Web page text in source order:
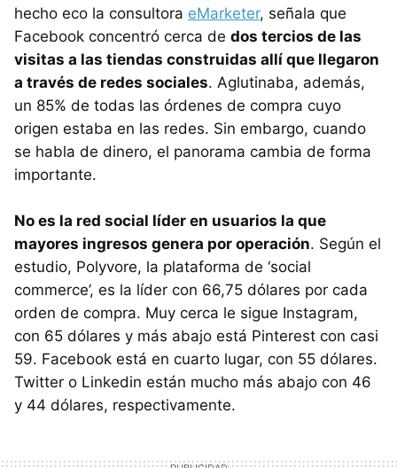
hecho eco la consultora eMarketer, señala que
Facebook concentró cerca de dos tercios de las
visitas a las tiendas construidas allí que llegaron
a través de redes sociales. Aglutinaba, además,
un 85% de todas las órdenes de compra cuyo
origen estaba en las redes. Sin embargo, cuando
se habla de dinero, el panorama cambia de forma
importante.
No es la red social líder en usuarios la que
mayores ingresos genera por operación. Según el
estudio, Polyvore, la plataforma de ‘social
commerce’, es la líder con 66,75 dólares por cada
orden de compra. Muy cerca le sigue Instagram,
con 65 dólares y más abajo está Pinterest con casi
59. Facebook está en cuarto lugar, con 55 dólares.
Twitter o Linkedin están mucho más abajo con 46
y 44 dólares, respectivamente.